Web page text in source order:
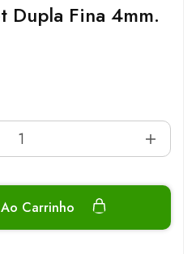
Dupla Fina 4mm.
Carrinho